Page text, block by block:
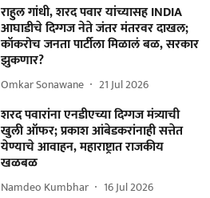
राहुल गांधी, शरद पवार यांच्यासह INDIA
आघाडीचे दिग्गज नेते जंतर मंतरवर दाखल;
कॉकरोच जनता पार्टीला मिळालं बळ, सरकार
झुकणार?
Omkar Sonawane 21 Jul 2026
शरद पवारांना एनडीएच्या दिग्गज मंत्र्याची
खुली ऑफर; प्रकाश आंबेडकरांनाही सत्तेत
येण्याचे आवाहन, महाराष्ट्रात राजकीय
खळबळ
Namdeo Kumbhar 16 Jul 2026